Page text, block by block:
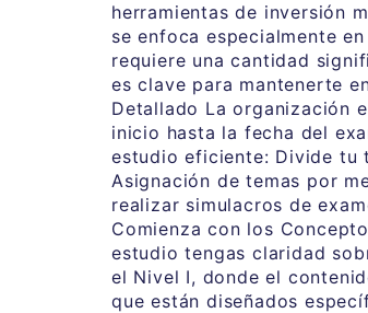
herramientas de inversión
se enfoca especialmente
requiere una cantidad
es clave para mantenerte
Detallado La organización
inicio hasta la fecha del
estudio eficiente: Divide tu
Asignación de temas por
realizar simulacros de
Comienza con los
estudio tengas claridad
el Nivel I, donde el
que están diseñados